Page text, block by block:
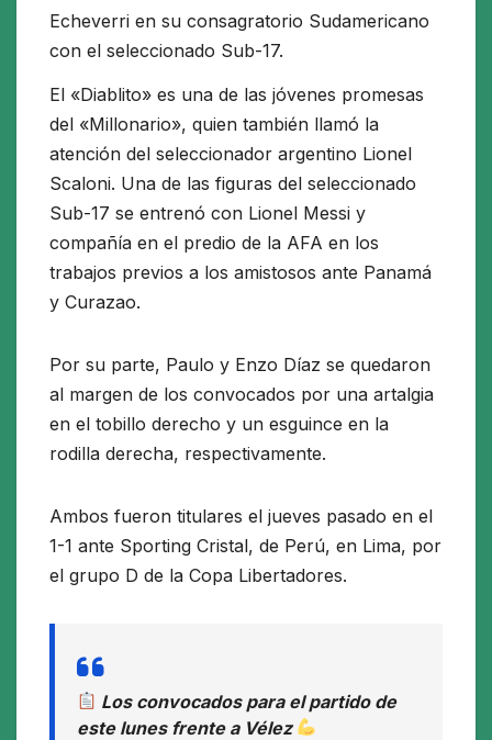
Echeverri en su consagratorio Sudamericano
con el seleccionado Sub-17.
El «Diablito» es una de las jóvenes promesas
del «Millonario», quien también llamó la
atención del seleccionador argentino Lionel
Scaloni. Una de las figuras del seleccionado
Sub-17 se entrenó con Lionel Messi y
compañía en el predio de la AFA en los
trabajos previos a los amistosos ante Panamá
y Curazao.
Por su parte, Paulo y Enzo Díaz se quedaron
al margen de los convocados por una artalgia
en el tobillo derecho y un esguince en la
rodilla derecha, respectivamente.
Ambos fueron titulares el jueves pasado en el
1-1 ante Sporting Cristal, de Perú, en Lima, por
el grupo D de la Copa Libertadores.
Los convocados para el partido de
este lunes frente a Vélez